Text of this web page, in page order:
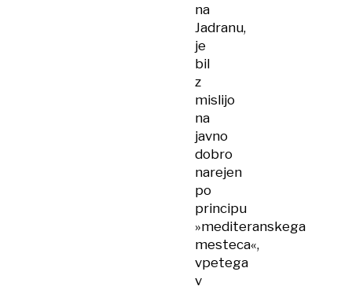
na
Jadranu,
je
bil
z
mislijo
na
javno
dobro
narejen
po
principu
»mediteranskega
mesteca«,
vpetega
v